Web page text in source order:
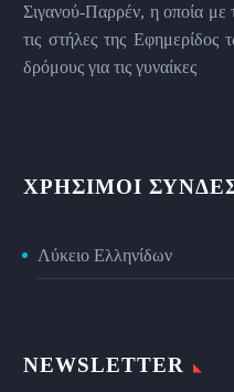
Σιγανού-Παρρέν, η οποία με
τις στήλες της Εφημερίδος
δρόμους για τις γυναίκες
ΧΡΉΣΙΜΟΙ
Λύκειο Ελληνίδων
NEWSLETTER